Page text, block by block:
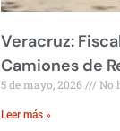
Veracruz:
Camiones de
5 de mayo, 2026 No
Leer más »